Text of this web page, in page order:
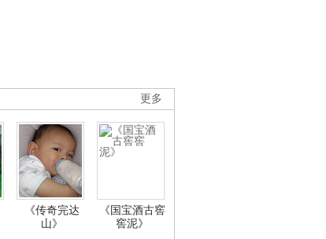
更多
《传奇完达
山》
《国宝酒古窖
窖泥》